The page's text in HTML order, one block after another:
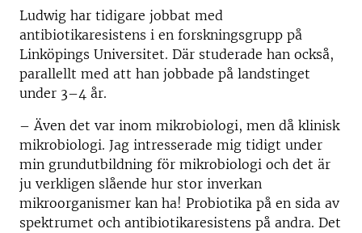
Ludwig har tidigare jobbat med
antibiotikaresistens i en forskningsgrupp på
Linköpings Universitet. Där studerade han också,
parallellt med att han jobbade på landstinget
under 3–4 år.
– Även det var inom mikrobiologi, men då klinisk
mikrobiologi. Jag intresserade mig tidigt under
min grundutbildning för mikrobiologi och det är
ju verkligen slående hur stor inverkan
mikroorganismer kan ha! Probiotika på en sida av
spektrumet och antibiotikaresistens på andra. Det